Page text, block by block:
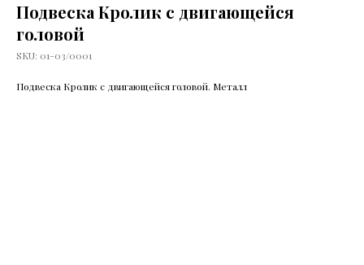
Подвеска Кролик с двигающейся
головой
SKU: 01-03/0001
Подвеска Кролик с двигающейся головой. Металл